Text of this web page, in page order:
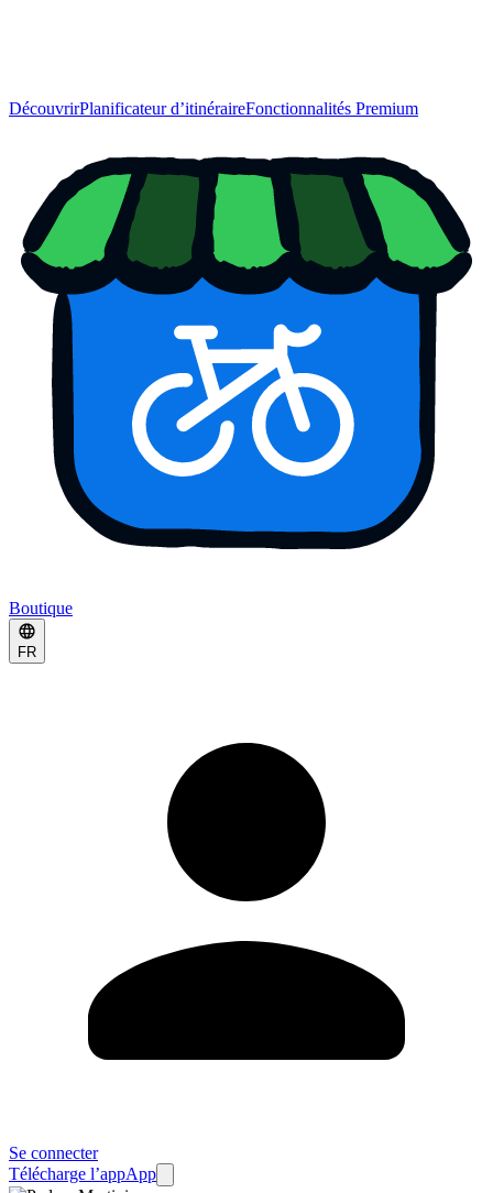
DécouvrirPlanificateur d’itinéraireFonctionnalités Premium
Boutique
FR
Se connecter
Télécharge l’appApp